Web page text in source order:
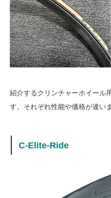
紹介するクリンチャーホイール
す。それぞれ性能や価格が違いま
C-Elite-Ride